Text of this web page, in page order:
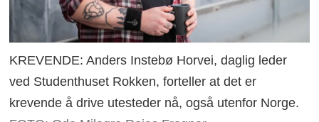
KREVENDE: Anders Instebø Horvei, daglig leder
ved Studenthuset Rokken, forteller at det er
krevende å drive utesteder nå, også utenfor Norge.